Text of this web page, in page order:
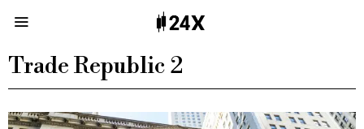
Trade Republic 2